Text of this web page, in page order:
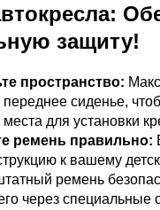
защиту!
пространство:
переднее сиденье,
места для установки
ремень правильно:
к вашему
ремень
через специальные